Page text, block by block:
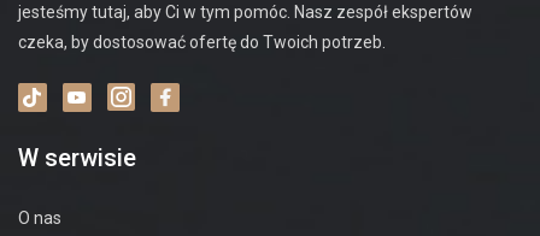
jesteśmy tutaj, aby Ci w tym pomóc. Nasz zespół ekspertów
czeka, by dostosować ofertę do Twoich potrzeb.
W serwisie
O nas